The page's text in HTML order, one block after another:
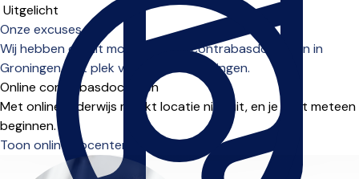
Sorteervolgorde
Onze excuses...
Wij hebben op dit moment geen contrabasdocenten in
Groningen met plek voor nieuwe leerlingen.
Online contrabasdocenten
Met onlineonderwijs maakt locatie niet uit, en je kunt meteen
beginnen.
Toon online docenten